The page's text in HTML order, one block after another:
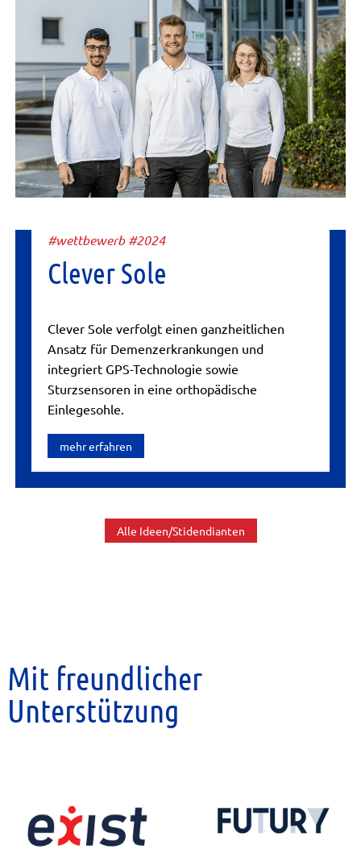
#wettbewerb #2024
Clever Sole
Clever Sole verfolgt einen ganzheitlichen
Ansatz für Demenzerkrankungen und
integriert GPS-Technologie sowie
Sturzsensoren in eine orthopädische
Einlegesohle.
mehr erfahren
Alle Ideen/Stidendianten
Mit freundlicher
Unterstützung